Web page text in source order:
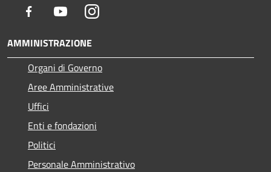
Facebook YoutubeInstagram
AMMINISTRAZIONE
Organi di Governo
Aree Amministrative
Uffici
Enti e fondazioni
Politici
Personale Amministrativo